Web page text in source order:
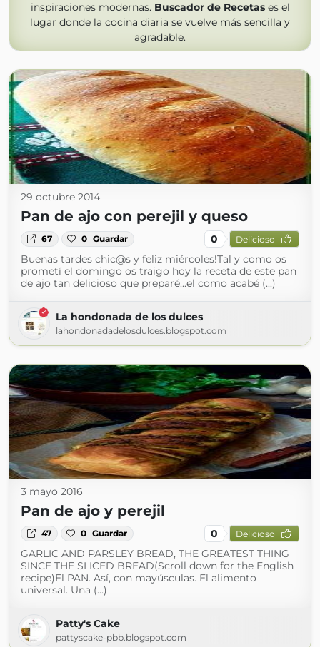
inspiraciones modernas. Buscador de Recetases el
lugar donde la cocina diaria se vuelve más sencilla y
agradable.
29 octubre 2014
Pan de ajo con perejil y queso
67 0 Guardar 0 Delicioso
Buenas tardes chic@s y feliz miércoles!Tal y como os
prometí el domingo os traigo hoy la receta de este pan
de ajo tan delicioso que preparé...el como acabé (...)
La hondonada de los dulces
lahondonadadelosdulces.blogspot.com
3 mayo 2016
Pan de ajo y perejil
47 0 Guardar 0 Delicioso
GARLIC AND PARSLEY BREAD, THE GREATEST THING
SINCE THE SLICED BREAD(Scroll down for the English
recipe)El PAN. Así, con mayúsculas. El alimento
universal. Una (...)
Patty's Cake
pattyscake-pbb.blogspot.com